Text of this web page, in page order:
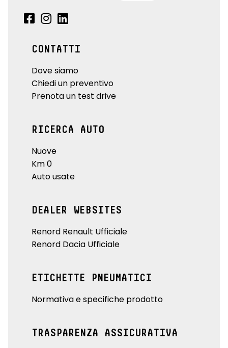
CONTATTI
Dove siamo
Chiedi un preventivo
Prenota un test drive
RICERCA AUTO
Nuove
Km 0
Auto usate
DEALER WEBSITES
Renord Renault Ufficiale
Renord Dacia Ufficiale
ETICHETTE PNEUMATICI
Normativa e specifiche prodotto
TRASPARENZA ASSICURATIVA